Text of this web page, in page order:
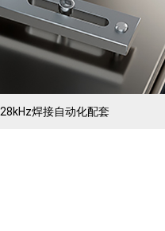
28kHz焊接自动化配套